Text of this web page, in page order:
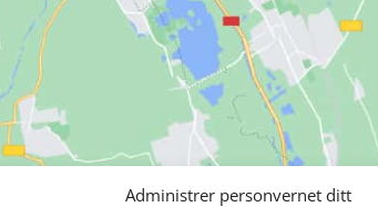
Administrer personvernet ditt